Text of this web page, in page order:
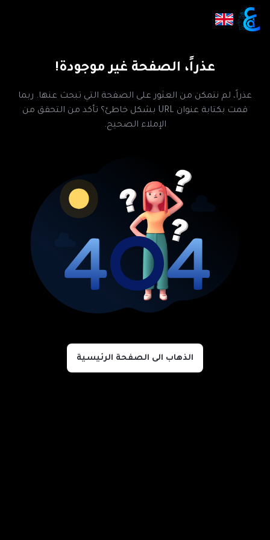
عذراً، الصفحة غير موجودة!
عذراً، لم نتمكن من العثور على الصفحة التي تبحث عنها. ربما
قمت بكتابة عنوان URL بشكل خاطئ؟ تأكد من التحقق من
الإملاء الصحيح.
الذهاب الى الصفحة الرئيسية